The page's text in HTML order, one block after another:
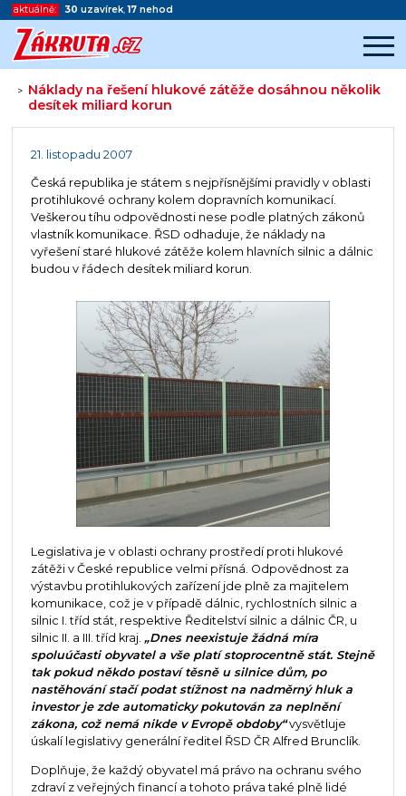
aktuálně: 30 uzavírek,17 nehod
> Náklady na řešení hlukové zátěže dosáhnou několik
desítek miliard korun
Začátek reklamy
21. listopadu 2007
Česká republika je státem s nejpřísnějšími pravidly v oblasti
protihlukové ochrany kolem dopravních komunikací.
Veškerou tíhu odpovědnosti nese podle platných zákonů
vlastník komunikace. ŘSD odhaduje, že náklady na
vyřešení staré hlukové zátěže kolem hlavních silnic a dálnic
budou v řádech desítek miliard korun.
Legislativa je v oblasti ochrany prostředí proti hlukové
zátěži v České republice velmi přísná. Odpovědnost za
výstavbu protihlukových zařízení jde plně za majitelem
komunikace, což je v případě dálnic, rychlostních silnic a
silnic I. tříd stát, respektive Ředitelství silnic a dálnic ČR, u
silnic II. a III. tříd kraj. „Dnes neexistuje žádná míra
spoluúčasti obyvatel a vše platí stoprocentně stát. Stejně
tak pokud někdo postaví těsně u silnice dům, po
nastěhování stačí podat stížnost na nadměrný hluk a
investor je zde automaticky pokutován za neplnění
zákona, což nemá nikde v Evropě obdoby“vysvětluje
úskalí legislativy generální ředitel ŘSD ČR Alfred Brunclík.
Doplňuje, že každý obyvatel má právo na ochranu svého
zdraví z veřejných financí a tohoto práva také plně lidé